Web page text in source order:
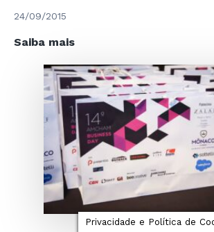
24/09/2015
Saiba maisMediação
Novas
Leis
e
seus
Impactos
Privacidade e Política de